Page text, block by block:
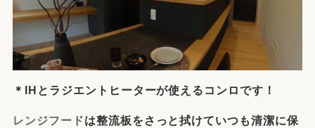
＊IHとラジエントヒーターが使えるコンロです！
レンジフードは整流板をさっと拭けていつも清潔に保